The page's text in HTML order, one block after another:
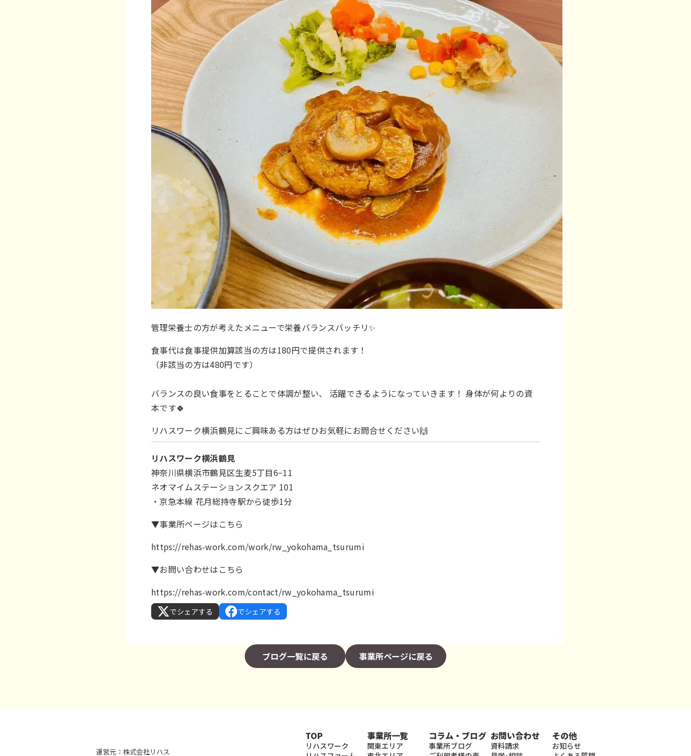
管理栄養士の方が考えたメニューで栄養バランスバッチリ✨
食事代は食事提供加算該当の方は180円で提供されます！
（非該当の方は480円です）
バランスの良い食事をとることで体調が整い、 活躍できるようになっていきます！ 身体が何よりの資
本です🍀
リハスワーク横浜鶴見にご興味ある方はぜひお気軽にお問合せください🙌
リハスワーク横浜鶴見
神奈川県横浜市鶴見区生麦5丁目6−11
ネオマイムステーションスクエア 101
・京急本線 花月総持寺駅から徒歩1分
▼事業所ページはこちら
https://rehas-work.com/work/rw_yokohama_tsurumi
▼お問い合わせはこちら
https://rehas-work.com/contact/rw_yokohama_tsurumi
でシェアする でシェアする
ブログ一覧に戻る 事業所ページに戻る
運営元：株式会社リハス
TOP
リハスワーク
事業所一覧
関東エリア
コラム・ブログ
事業所ブログ
お問い合わせ
資料請求
その他
お知らせ